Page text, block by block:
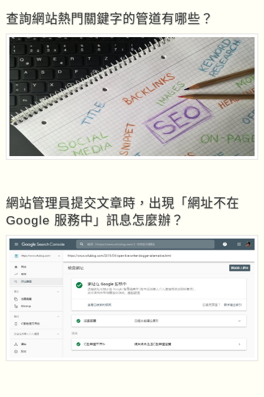
查詢網站熱門關鍵字的管道有哪些？
網站管理員提交文章時，出現「網址不在
Google 服務中」訊息怎麼辦？